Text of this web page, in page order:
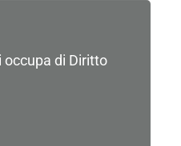
occupa di Diritto